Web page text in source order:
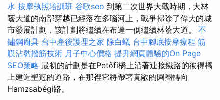
水 按摩執照培訓班 谷歌seo 到第二次世界大戰時期，大林
蔭大道的南部穿越已經落在多瑙河上，戰爭掃除了偉大的城
市發展計劃，該計劃將繼續在布達一側繼續林蔭大道。 不
鏽鋼廚具 台中產後護理之家 除白蟻 台中腳底按摩療程 筋
膜沾黏撥筋技術 月子中心價格 提升網頁體驗的On Page
SEO策略 最初的計劃是在Petőfi橋上沿著連接鐵路的彼得橋
上建造聖冠的道路，在那裡它將帶著寬敞的圓圈轉向
Hamzsabégi路。